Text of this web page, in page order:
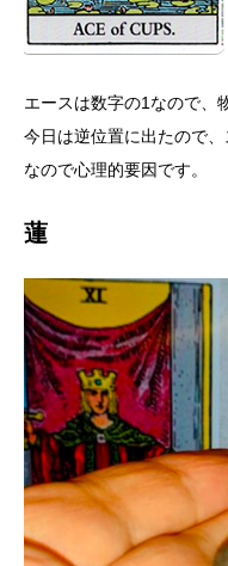
エースは数字の1なので、
今日は逆位置に出たので
なので心理的要因です。
蓮